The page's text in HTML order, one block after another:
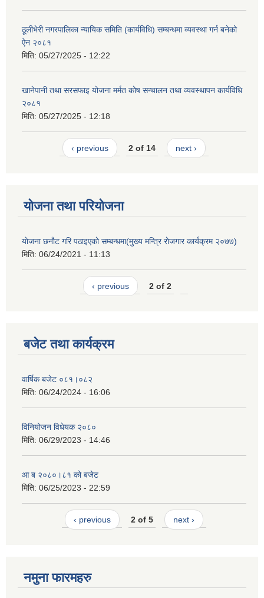
ठूलीभेरी नगरपालिका न्यायिक समिति (कार्यविधि) सम्बन्धमा व्यवस्था गर्न बनेको
ऐन २०८१
मिति: 05/27/2025 - 12:22
खानेपानी तथा सरसफाइ योजना मर्मत कोष सन्चालन तथा व्यवस्थापन कार्यविधि
२०८१
मिति: 05/27/2025 - 12:18
‹ previous 2 of 14 next ›
योजना तथा परियोजना
याेजना छनाैट गरि पठाइएकाे सम्बन्धमा(मुख्य मन्त्रि राेजगार कार्यक्रम २०७७)
मिति: 06/24/2021 - 11:13
‹ previous 2 of 2
बजेट तथा कार्यक्रम
वार्षिक बजेट ०८१।०८२
मिति: 06/24/2024 - 16:06
विनियोजन विधेयक २०८०
मिति: 06/29/2023 - 14:46
आ ब २०८०।८१ को बजेट
मिति: 06/25/2023 - 22:59
‹ previous 2 of 5 next ›
नमुना फारमहरु